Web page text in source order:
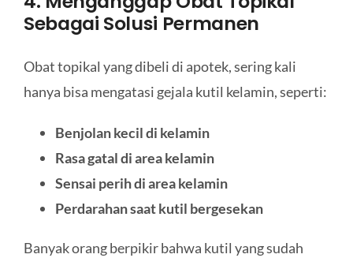
Sebagai Solusi Permanen
Obat topikal yang dibeli di apotek, sering kali
hanya bisa mengatasi gejala kutil kelamin, seperti:
Benjolan kecil di kelamin
Rasa gatal di area kelamin
Sensai perih di area kelamin
Perdarahan saat kutil bergesekan
Banyak orang berpikir bahwa kutil yang sudah